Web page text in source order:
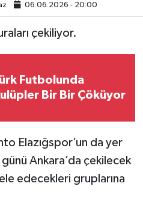
06.06.2026 - 20:00
çekiliyor.
Futbolunda
Bir Bir Çöküyor
Elazığspor’un da yer
Ankara’da çekilecek
edecekleri gruplarına